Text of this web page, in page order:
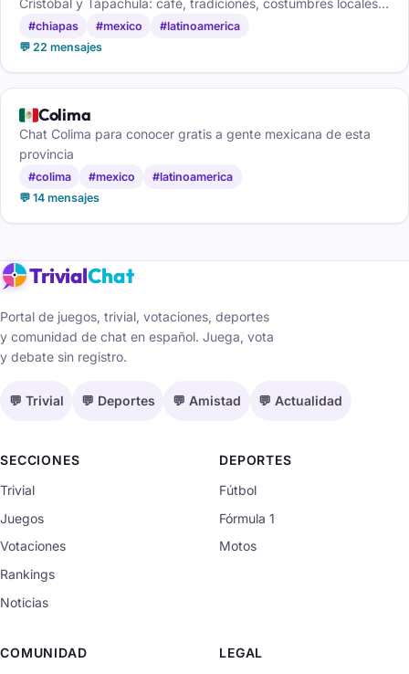
amistad sin registro.
#chiapas #mexico
#latinoamerica
💬 22 mensajes
🇲🇽Colima
Chat Colima para conocer gratis a gente mexicana de esta
provincia
#colima #mexico
#latinoamerica
💬 14 mensajes
TrivialChat
Portal de juegos, trivial, votaciones, deportes
y comunidad de chat en español. Juega, vota
y debate sin registro.
💬 Trivial 💬 Deportes 💬 Amistad 💬 Actualidad
SECCIONES
Trivial
Juegos
Votaciones
Rankings
Noticias
DEPORTES
Fútbol
Fórmula 1
Motos
COMUNIDAD LEGAL